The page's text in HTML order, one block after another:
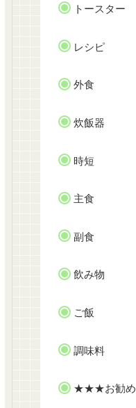
トースター
レシピ
外食
炊飯器
時短
主食
副食
飲み物
ご飯
調味料
★★★お勧め